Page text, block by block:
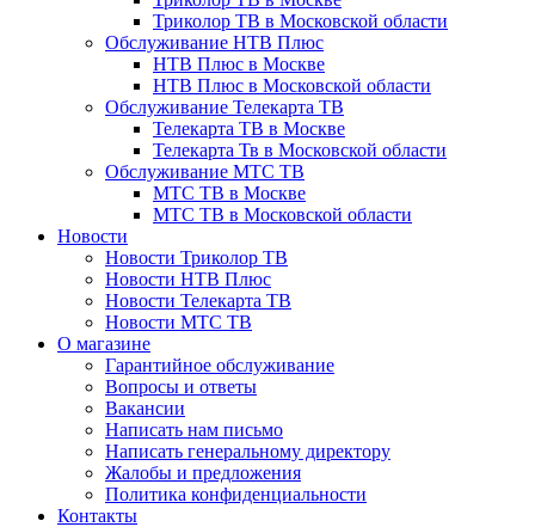
Триколор ТВ в Московской области
Обслуживание НТВ Плюс
НТВ Плюс в Москве
НТВ Плюс в Московской области
Обслуживание Телекарта ТВ
Телекарта ТВ в Москве
Телекарта Тв в Московской области
Обслуживание МТС ТВ
МТС ТВ в Москве
МТС ТВ в Московской области
Новости
Новости Триколор ТВ
Новости НТВ Плюс
Новости Телекарта ТВ
Новости МТС ТВ
О магазине
Гарантийное обслуживание
Вопросы и ответы
Вакансии
Написать нам письмо
Написать генеральному директору
Жалобы и предложения
Политика конфиденциальности
Контакты